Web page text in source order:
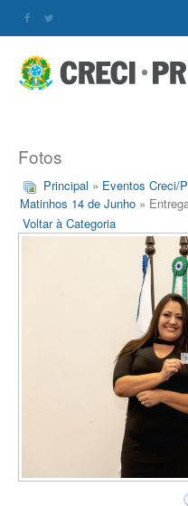
Fotos
Principal » Eventos Creci/
Matinhos 14 de Junho »
Voltar à Categoria